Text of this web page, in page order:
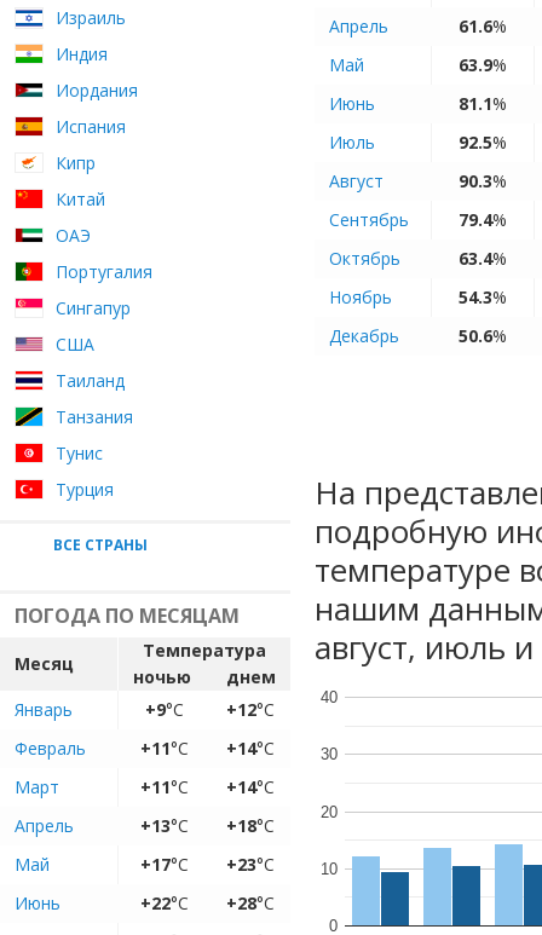
Израиль
Индия
Иордания
Испания
Кипр
Китай
ОАЭ
Португалия
Сингапур
США
Таиланд
Танзания
Тунис
Турция
ВСЕ СТРАНЫ
ПОГОДА ПО МЕСЯЦАМ
Месяц
Температура
ночью
днем
Январь
+9°C +12°C
Февраль
+11°C +14°C
Март
+11°C +14°C
Апрель
+13°C +18°C
Май
+17°C +23°C
Июнь
+22°C +28°C
Апрель
61.6%
Май
63.9%
Июнь
81.1%
Июль
92.5%
Август
90.3%
Сентябрь
79.4%
Октябрь
63.4%
Ноябрь
54.3%
Декабрь
50.6%
На
подробную
температуре
нашим
август, июль
0
10
20
30
40